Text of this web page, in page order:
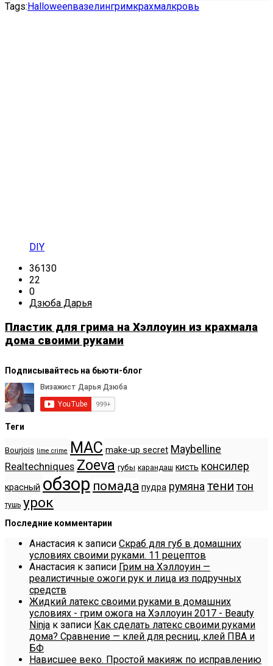
Tags: Halloweenвазелингримкрахмалкровь
DIY
36130
22
0
Дзюба Дарья
Пластик для грима на Хэллоуин из крахмала
дома своими руками
Подписывайтесь на бьюти-блог
Теги
Bourjois lime crime MAC make-up secret Maybelline
Realtechniques Zoeva губы карандаш кисть консилер
красный обзор помада пудра румяна тени тон
тушь урок
Последние комментарии
Анастасия к записи Скраб для губ в домашних
условиях своими руками. 11 рецептов
Анастасия к записи Грим на Хэллоуин —
реалистичные ожоги рук и лица из подручных
средств
Жидкий латекс своими руками в домашних
условиях - грим ожога на Хэллоуин 2017 - Beauty
Ninja к записи Как сделать латекс своими руками
дома? Сравнение — клей для ресниц, клей ПВА и
БФ
Нависшее веко. Простой макияж по исправлению